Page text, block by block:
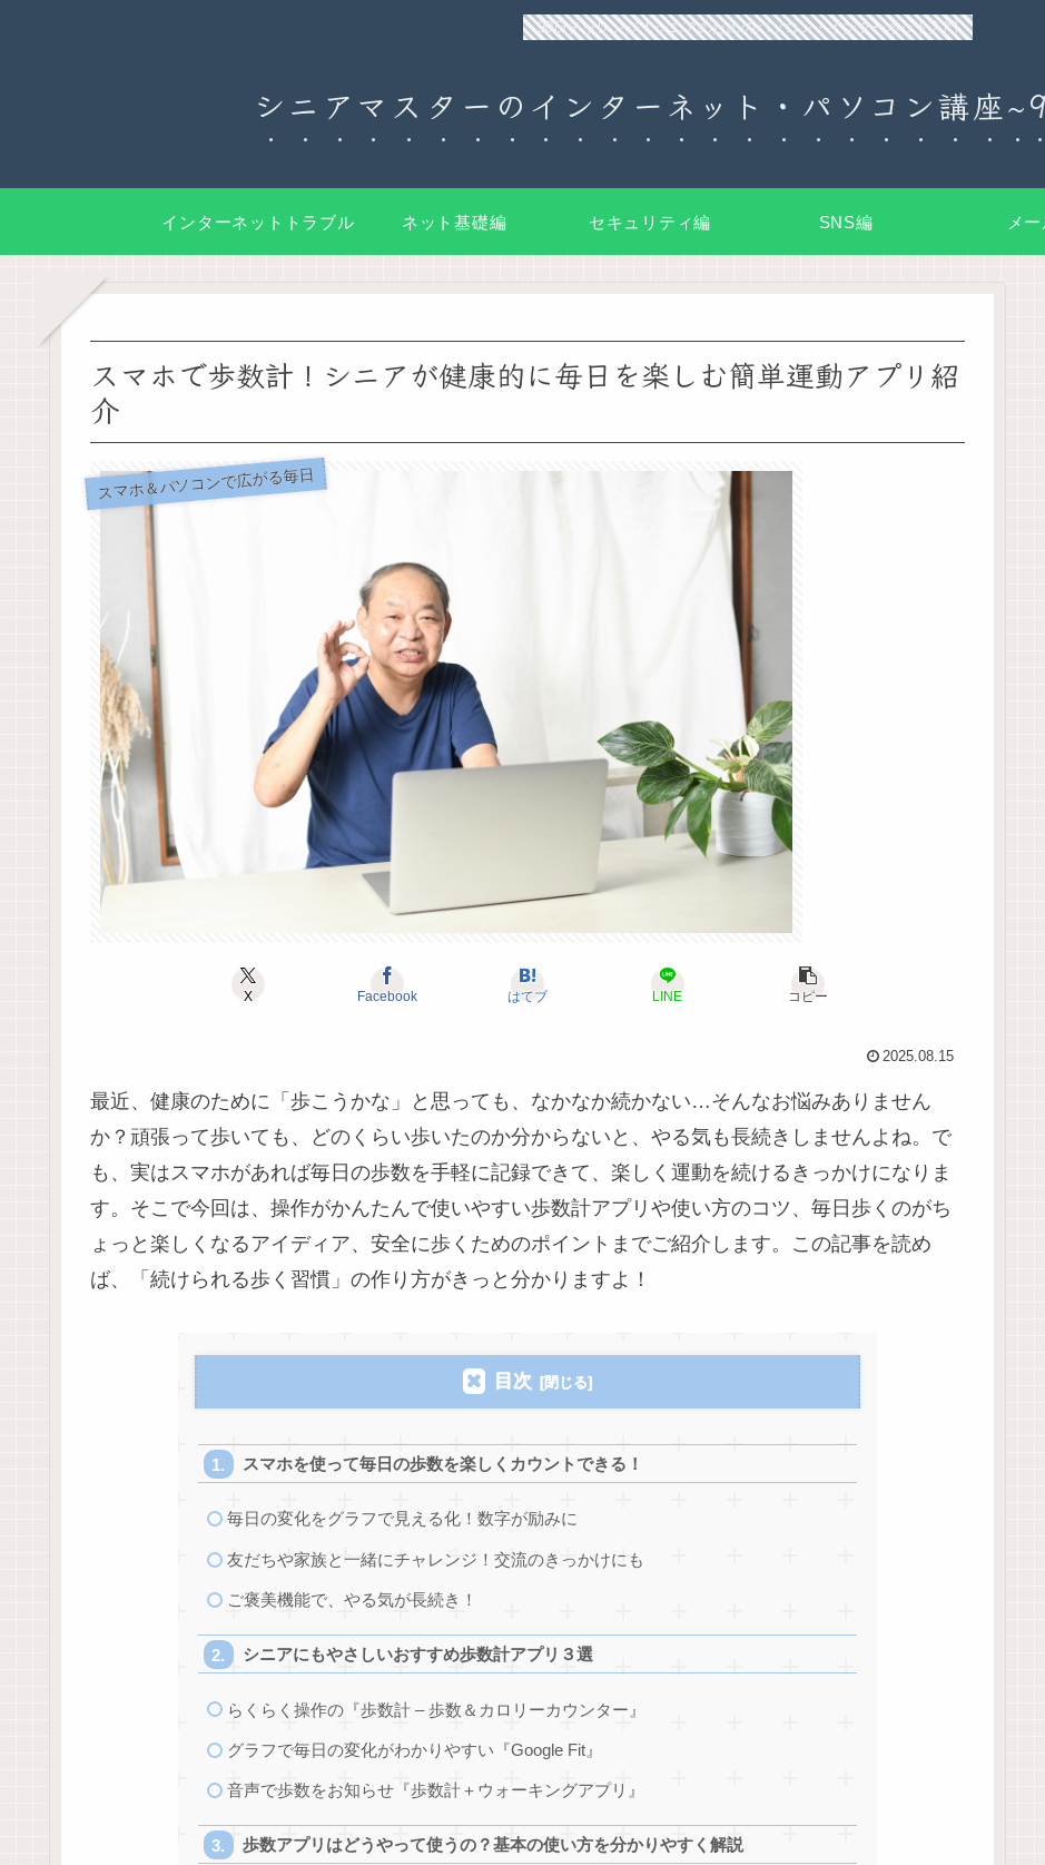
90日チャレンジ！シニアのためのパソコン・インターネット入門
シニアマスターのインターネット・パソコン講座
インターネットトラブル ネット基礎編 セキュリティ編 SNS編 メ
スマホで歩数計！シニアが健康的に毎日を楽しむ簡単運動アプリ紹
介
スマホ＆パソコンで広がる毎日
X Facebook はてブ LINE コピー
2025.08.15
最近、健康のために「歩こうかな」と思っても、なかなか続かない…そんなお悩みありません
か？頑張って歩いても、どのくらい歩いたのか分からないと、やる気も長続きしませんよね。で
も、実はスマホがあれば毎日の歩数を手軽に記録できて、楽しく運動を続けるきっかけになりま
す。そこで今回は、操作がかんたんで使いやすい歩数計アプリや使い方のコツ、毎日歩くのがち
ょっと楽しくなるアイディア、安全に歩くためのポイントまでご紹介します。この記事を読め
ば、「続けられる歩く習慣」の作り方がきっと分かりますよ！
目次
スマホを使って毎日の歩数を楽しくカウントできる！
毎日の変化をグラフで見える化！数字が励みに
友だちや家族と一緒にチャレンジ！交流のきっかけにも
ご褒美機能で、やる気が長続き！
シニアにもやさしいおすすめ歩数計アプリ３選
らくらく操作の『歩数計 – 歩数＆カロリーカウンター』
グラフで毎日の変化がわかりやすい『Google Fit』
音声で歩数をお知らせ『歩数計＋ウォーキングアプリ』
歩数アプリはどうやって使うの？基本の使い方を分かりやすく解説